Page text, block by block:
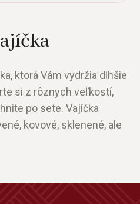
ktorá Vám vydržia dlhšie
si z rôznych veľkostí,
po sete. Vajíčka
kovové, sklenené, ale